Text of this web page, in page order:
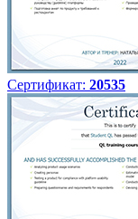
Сертификат: 20535